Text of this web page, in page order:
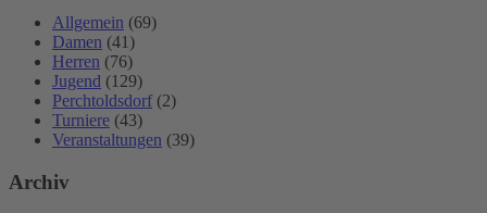
Allgemein (69)
Damen (41)
Herren (76)
Jugend (129)
Perchtoldsdorf (2)
Turniere (43)
Veranstaltungen (39)
Archiv